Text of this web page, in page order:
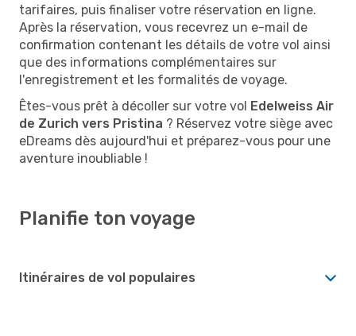
tarifaires, puis finaliser votre réservation en ligne.
Après la réservation, vous recevrez un e-mail de
confirmation contenant les détails de votre vol ainsi
que des informations complémentaires sur
l'enregistrement et les formalités de voyage.
Êtes-vous prêt à décoller sur votre vol Edelweiss Air
de Zurich vers Pristina ? Réservez votre siège avec
eDreams dès aujourd'hui et préparez-vous pour une
aventure inoubliable !
Planifie ton voyage
Itinéraires de vol populaires